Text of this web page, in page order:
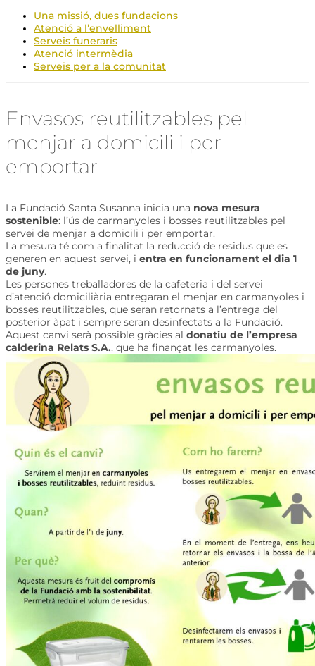
Una missió, dues fundacions
Atenció a l’envelliment
Serveis funeraris
Atenció intermèdia
Serveis per a la comunitat
Envasos reutilitzables pel
menjar a domicili i per
emportar
La Fundació Santa Susanna inicia una nova mesura
sostenible: l’ús de carmanyoles i bosses reutilitzables pel
servei de menjar a domicili i per emportar.
La mesura té com a finalitat la reducció de residus que es
generen en aquest servei, i entra en funcionament el dia 1
de juny.
Les persones treballadores de la cafeteria i del servei
d’atenció domiciliària entregaran el menjar en carmanyoles i
bosses reutilitzables, que seran retornats a l’entrega del
posterior àpat i sempre seran desinfectats a la Fundació.
Aquest canvi serà possible gràcies al donatiu de l’empresa
calderina Relats S.A., que ha finançat les carmanyoles.